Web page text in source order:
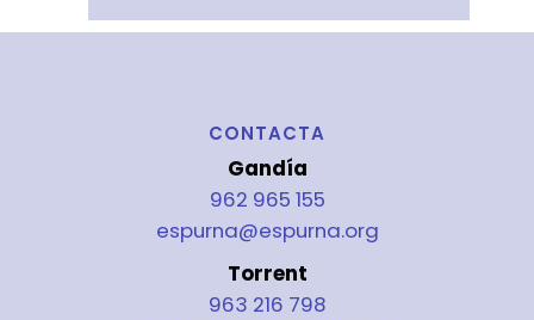
CONTACTA
Gandía
962 965 155
espurna@espurna.org
Torrent
963 216 798